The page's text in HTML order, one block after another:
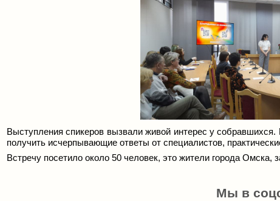
Выступления спикеров вызвали живой интерес у
получить исчерпывающие ответы от специалистов,
Встречу посетило около 50 человек, это жители города Омска,
Мы в